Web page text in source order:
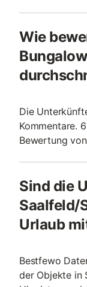
Wie
Die
Kommentare.
Bewertung
Sind die
Saalfeld/
Urlaub
Bestfewo
der Objekte in